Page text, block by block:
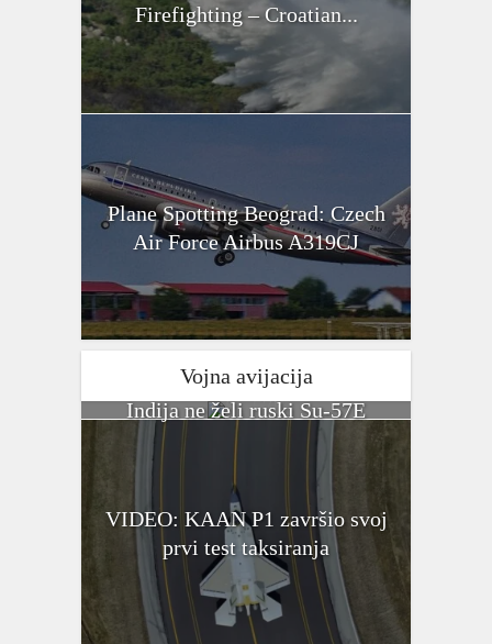
Firefighting – Croatian...
Plane Spotting Beograd: Czech
Air Force Airbus A319CJ
Vojna avijacija
Indija ne želi ruski Su-57E
VIDEO: KAAN P1 završio svoj
prvi test taksiranja